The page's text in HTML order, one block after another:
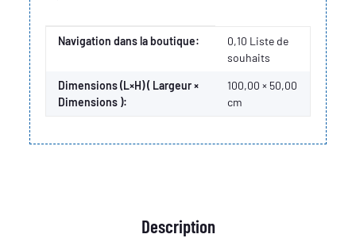
Valeur
Fabricant
Navigation dans la boutique:
0,10 Liste de
souhaits
Dimensions (L×H) ( Largeur ×
Dimensions ):
100,00 × 50,00
cm
Description